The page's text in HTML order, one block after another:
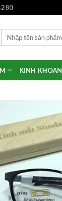
Tìm
KINH KHOAN